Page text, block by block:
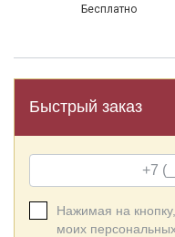
Бесплатно
Быстрый заказ
Нажимая на
моих